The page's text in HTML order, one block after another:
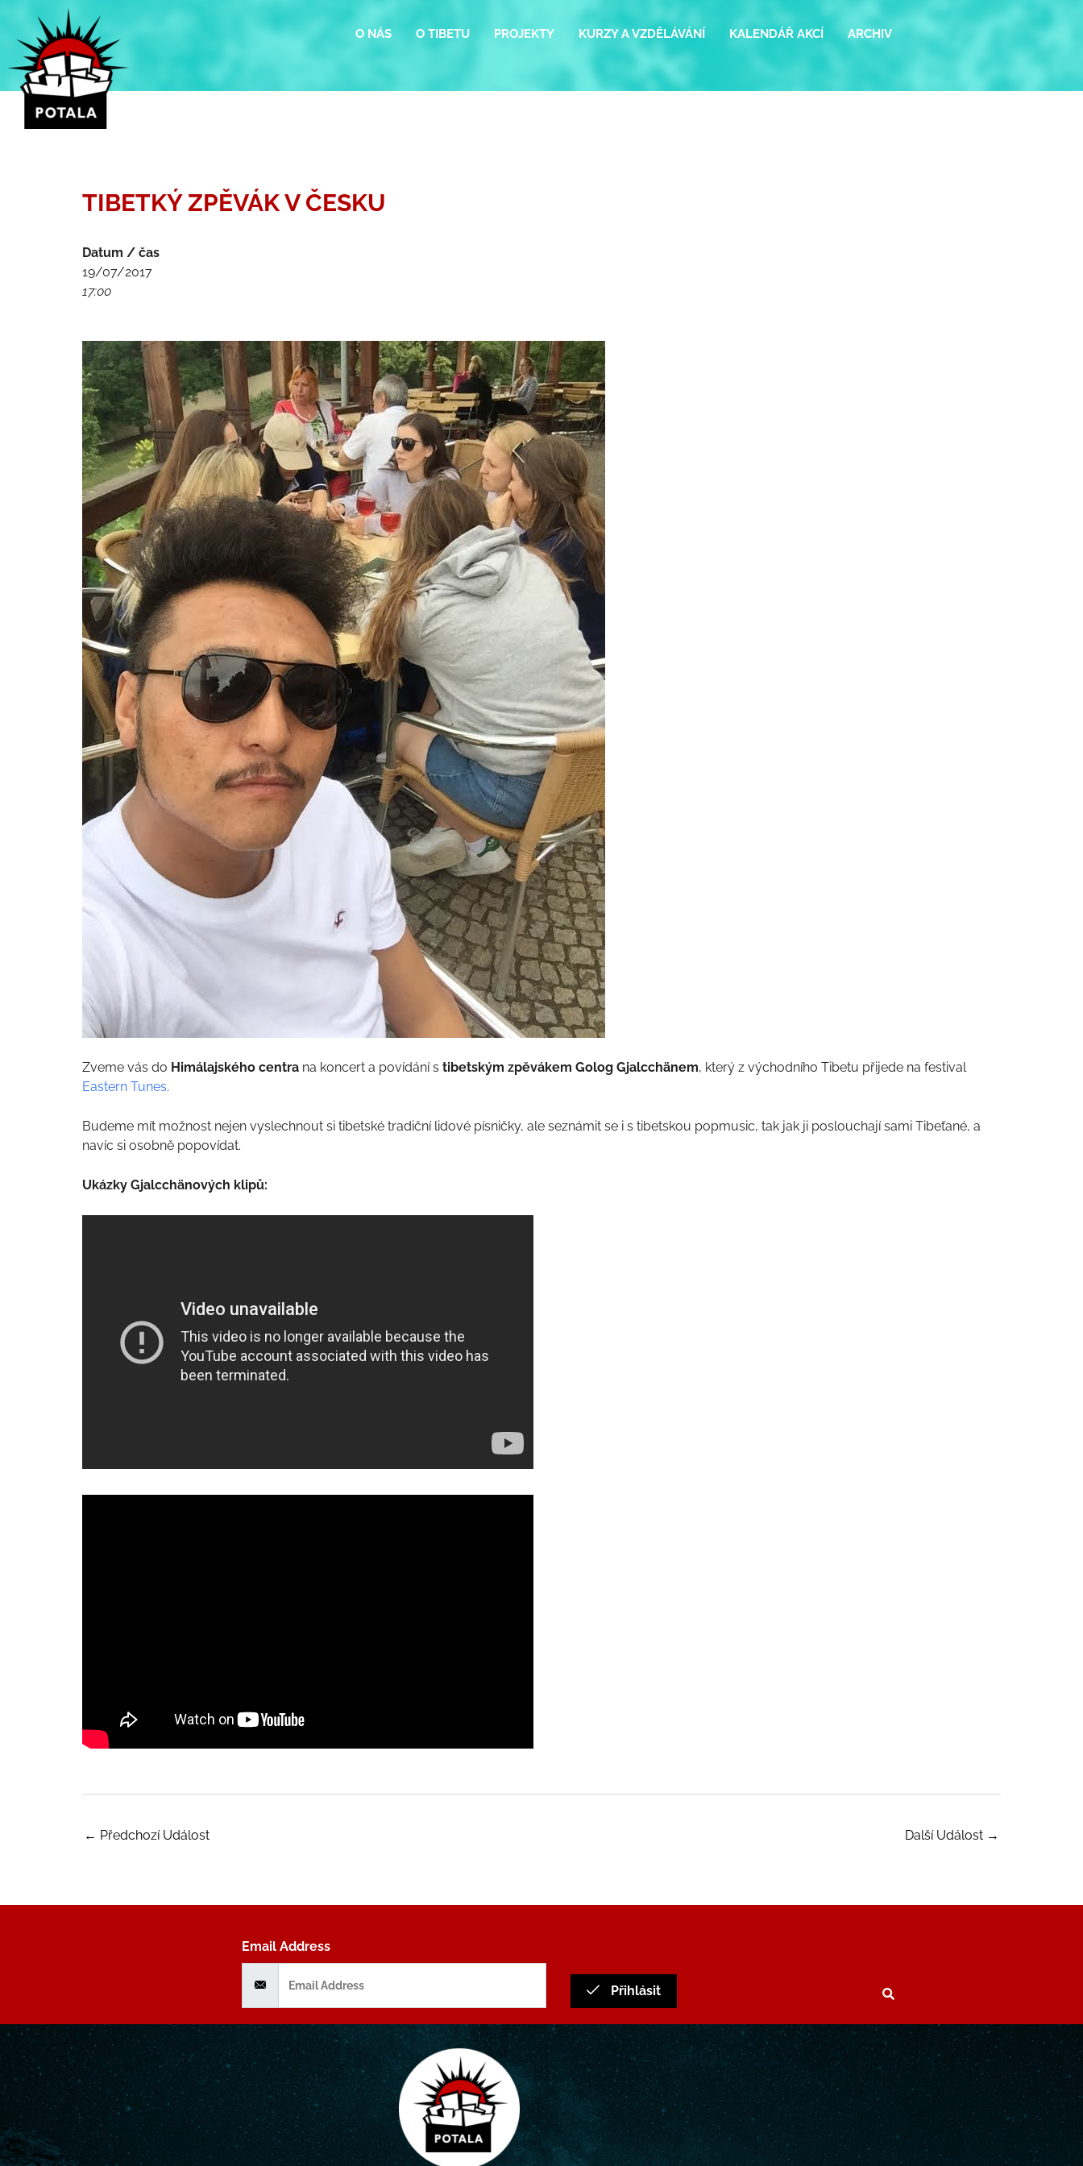
obsah
O NÁS O TIBETU PROJEKTY KURZY A VZDĚLÁVÁNÍ KALENDÁŘ AKCÍ ARCHIV
TIBETKÝ ZPĚVÁK V ČESKU
Datum / čas
19/07/2017
17:00
Zveme vás do Himálajského centra na koncert a povídání s tibetským zpěvákem Golog Gjalcchänem, který z východního Tibetu přijede na festival
Eastern Tunes.
Budeme mít možnost nejen vyslechnout si tibetské tradiční lidové písničky, ale seznámit se i s tibetskou popmusic, tak jak ji poslouchají sami Tibeťané, a
navíc si osobně popovídat.
Ukázky Gjalcchänových klipů:
← Předchozí Událost Další Událost →
Email Address
Přihlásit